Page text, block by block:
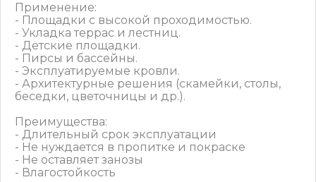
Применение:
- Площадки с высокой проходимостью.
- Укладка террас и лестниц.
- Детские площадки.
- Пирсы и бассейны.
- Эксплуатируемые кровли.
- Архитектурные решения (скамейки, столы,
беседки, цветочницы и др.).
Преимущества:
- Длительный срок эксплуатации
- Не нуждается в пропитке и покраске
- Не оставляет занозы
- Влагостойкость